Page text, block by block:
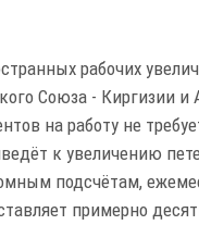
рабочих
Союза - Киргизии
на работу не
к увеличению
подсчётам,
примерно